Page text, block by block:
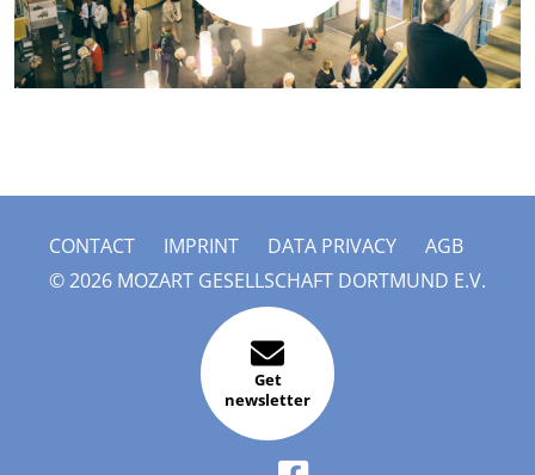
CONTACT IMPRINT DATA PRIVACY
AGB
© 2026 MOZART GESELLSCHAFT DORTMUND E.V.
Get
newsletter
FACEBOOK